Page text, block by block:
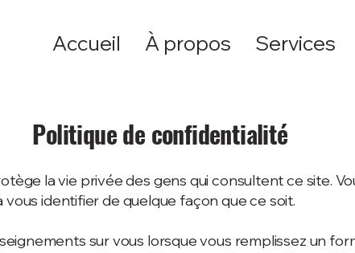
Accueil À propos Services
Politique de confidentialité
la vie privée des gens qui consultent ce site.
vous identifier de quelque façon que ce soit.
sur vous lorsque vous remplissez un